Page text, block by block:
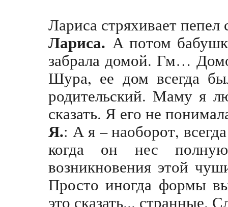
Лариса стряхивает
Лариса. А потом
забрала домой. Гм…
Шура, ее дом всегда
родительский. Маму я
сказать. Я его не
Я.: А я – наоборот,
когда он нес
возникновения этой
Просто иногда формы
это сказать... странные.